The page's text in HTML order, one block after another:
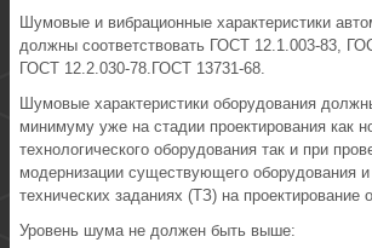
Шумовые и вибрационные характеристики
должны соответствовать ГОСТ 12.1.003-83,
ГОСТ 12.2.030-78.ГОСТ 13731-68.
Шумовые характеристики оборудования
минимуму уже на стадии проектирования как
технологического оборудования так и при
модернизации существующего оборудования
технических заданиях (ТЗ) на проектирование
Уровень шума не должен быть выше: